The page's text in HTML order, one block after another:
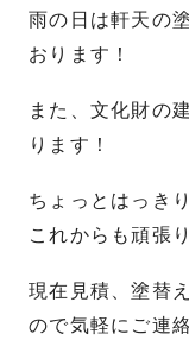
雨の日は軒天の
おります！
また、文化財の
ります！
ちょっとはっき
これからも頑張
現在見積、塗替
ので気軽にご連